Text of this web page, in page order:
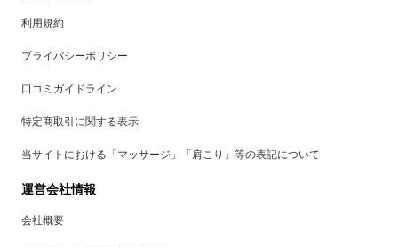
利用規約
プライバシーポリシー
口コミガイドライン
特定商取引に関する表示
当サイトにおける「マッサージ」「肩こり」等の表記について
運営会社情報
会社概要